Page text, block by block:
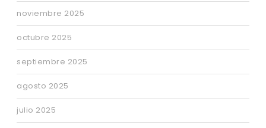
noviembre 2025
octubre 2025
septiembre 2025
agosto 2025
julio 2025